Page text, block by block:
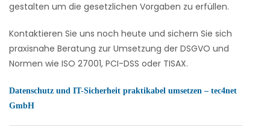
gestalten um die gesetzlichen Vorgaben zu erfüllen.
Kontaktieren Sie uns noch heute und sichern Sie sich
praxisnahe Beratung zur Umsetzung der DSGVO und
Normen wie ISO 27001, PCI-DSS oder TISAX.
Datenschutz und IT-Sicherheit praktikabel umsetzen – tec4net
GmbH